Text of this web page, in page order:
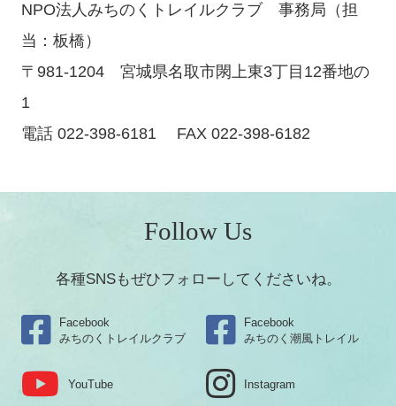
NPO法人みちのくトレイルクラブ 事務局（担
当：板橋）
〒981-1204 宮城県名取市閖上東3丁目12番地の
1
電話 022-398-6181 FAX 022-398-6182
Follow Us
各種SNSもぜひフォローしてくださいね。
Facebook
みちのくトレイルクラブ
Facebook
みちのく潮風トレイル
YouTube Instagram